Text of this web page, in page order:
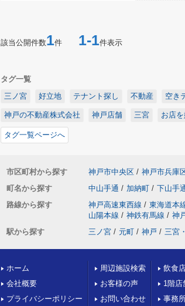
該当公開件数1件 1-1件表示
タグ一覧
三ノ宮
好立地 テナント探し 不動産 空き
神戸の不動産株式会社 神戸店舗 三宮 お店
タグ一覧ページへ
市区町村から探す 神戸市中央区 / 神戸市兵庫
町名から探す
中山手通 / 加納町 / 下山手
路線から探す
神戸高速東西線 / 東海道本
山陽本線 / 神鉄有馬線 / 神
駅から探す
三ノ宮 / 元町 / 神戸 / 三宮
ホーム
会社概要
プライバシーポリシー
周辺施設検索
お客様の声
お問い合わせ
飲食
1階店
事務